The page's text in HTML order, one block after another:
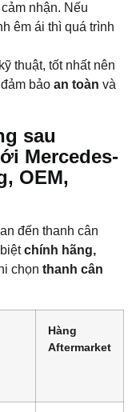
nhận. Nếu
êm ái thì quá trình
thuật, tốt nhất nên
bảo an toàn và
sau
Mercedes-
OEM,
đến thanh cân
chính hãng,
chọn thanh cân
Hàng
Aftermarket